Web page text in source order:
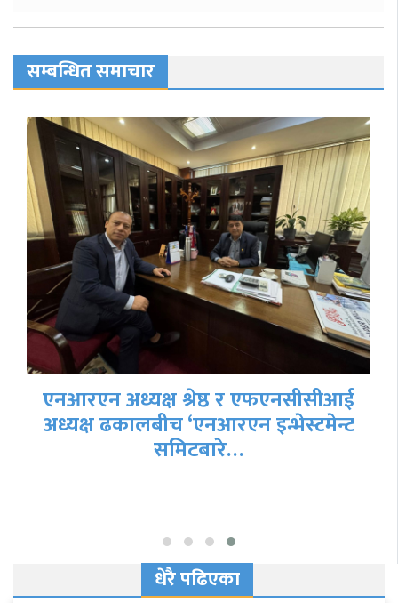
सम्बन्धित समाचार
एनआरएन अध्यक्ष श्रेष्ठ र एफएनसीसीआई
अध्यक्ष ढकालबीच ‘एनआरएन इन्भेस्टमेन्ट
समिटबारे…
धेरै पढिएका